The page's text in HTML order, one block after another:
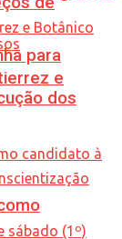
para
e
dos